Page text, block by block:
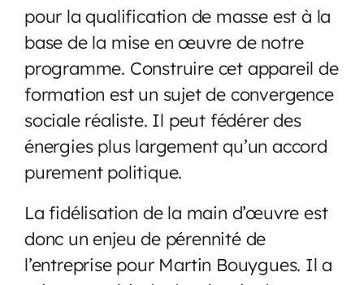
pour la qualification de masse est à la
base de la mise en œuvre de notre
programme. Construire cet appareil de
formation est un sujet de convergence
sociale réaliste. Il peut fédérer des
énergies plus largement qu’un accord
purement politique.
La fidélisation de la main d’œuvre est
donc un enjeu de pérennité de
l’entreprise pour Martin Bouygues. Il a